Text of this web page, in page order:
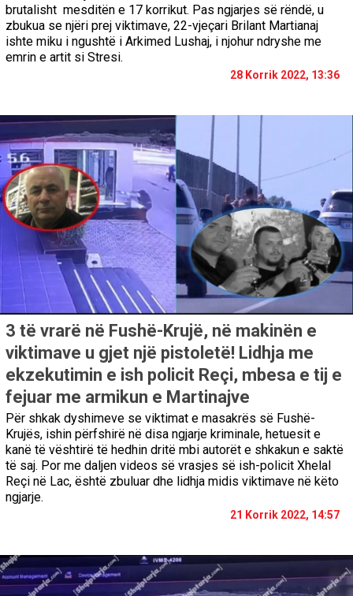
brutalisht mesditën e 17 korrikut. Pas ngjarjes së rëndë, u
zbukua se njëri prej viktimave, 22-vjeçari Brilant Martianaj
ishte miku i ngushtë i Arkimed Lushaj, i njohur ndryshe me
emrin e artit si Stresi.
28 Korrik 2022, 13:36
3 të vrarë në Fushë-Krujë, në makinën e
viktimave u gjet një pistoletë! Lidhja me
ekzekutimin e ish policit Reçi, mbesa e tij e
fejuar me armikun e Martinajve
Për shkak dyshimeve se viktimat e masakrës së Fushë-
Krujës, ishin përfshirë në disa ngjarje kriminale, hetuesit e
kanë të vështirë të hedhin dritë mbi autorët e shkakun e saktë
të saj. Por me daljen videos së vrasjes së ish-policit Xhelal
Reçi në Lac, është zbuluar dhe lidhja midis viktimave në këto
ngjarje.
21 Korrik 2022, 14:57